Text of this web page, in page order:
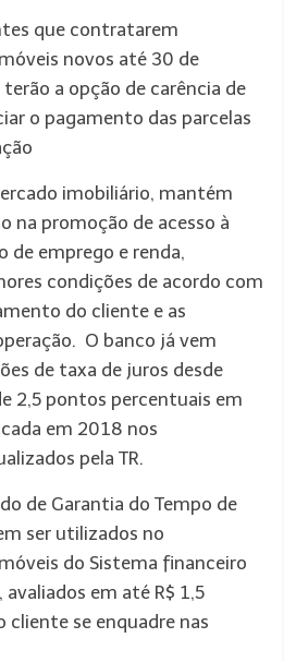
que contratarem
novos até 30 de
a opção de carência de
o pagamento das parcelas
imobiliário, mantém
na promoção de acesso à
de emprego e renda,
condições de acordo com
do cliente e as
O banco já vem
de taxa de juros desde
2,5 pontos percentuais em
em 2018 nos
pela TR.
de Garantia do Tempo de
ser utilizados no
do Sistema financeiro
avaliados em até R$ 1,5
cliente se enquadre nas